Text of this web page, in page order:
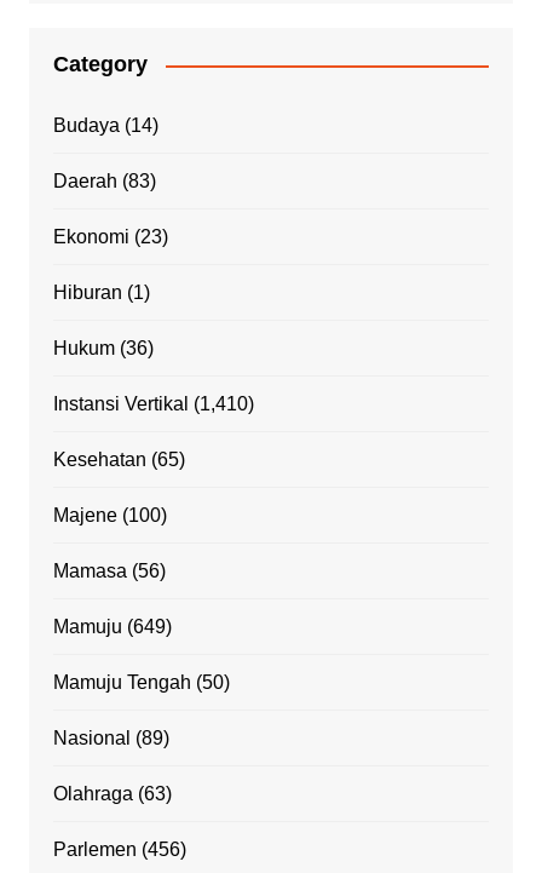
Category
Budaya (14)
Daerah (83)
Ekonomi (23)
Hiburan (1)
Hukum(36)
Instansi Vertikal (1,410)
Kesehatan (65)
Majene(100)
Mamasa (56)
Mamuju (649)
Mamuju Tengah (50)
Nasional (89)
Olahraga (63)
Parlemen (456)